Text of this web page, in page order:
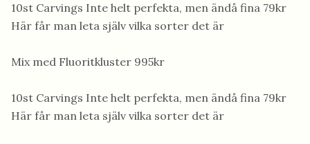
10st Carvings Inte helt perfekta, men ändå fina 79kr
Här får man leta själv vilka sorter det är
Mix med Fluoritkluster 995kr
10st Carvings Inte helt perfekta, men ändå fina 79kr
Här får man leta själv vilka sorter det är